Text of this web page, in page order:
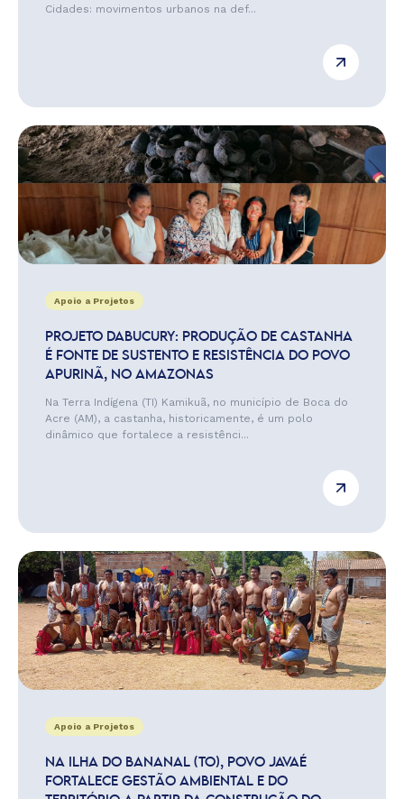
Cidades: movimentos urbanos na def...
Apoio a Projetos
PROJETO DABUCURY: PRODUÇÃO DE CASTANHA
É FONTE DE SUSTENTO E RESISTÊNCIA DO POVO
APURINÃ, NO AMAZONAS
Na Terra Indígena (TI) Kamikuã, no município de Boca do
Acre (AM), a castanha, historicamente, é um polo
dinâmico que fortalece a resistênci...
Apoio a Projetos
NA ILHA DO BANANAL (TO), POVO JAVAÉ
FORTALECE GESTÃO AMBIENTAL E DO